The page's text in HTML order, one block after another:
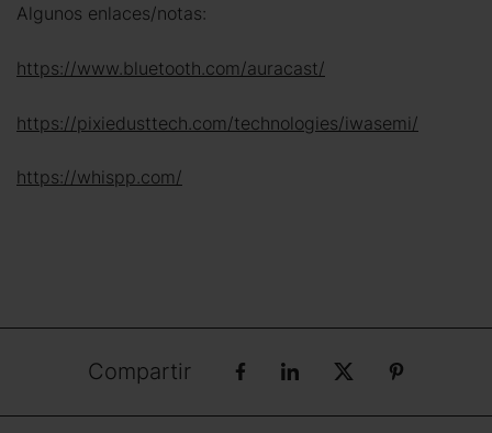
Algunos enlaces/notas:
https://www.bluetooth.com/auracast/
https://pixiedusttech.com/technologies/iwasemi/
https://whispp.com/
Compartir